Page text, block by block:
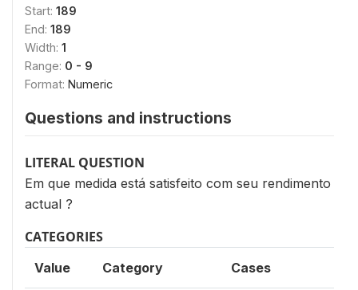
Start: 189
End: 189
Width: 1
Range: 0 - 9
Format: Numeric
Questions and instructions
LITERAL QUESTION
Em que medida está satisfeito com seu rendimento
actual ?
CATEGORIES
Value Category Cases